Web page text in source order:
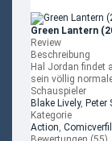
Green Lantern
Review
Beschreibung
Hal Jordan findet
sein völlig
Schauspieler
Blake Lively, Peter
Kategorie
Action,